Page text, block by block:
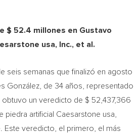
$ 52.4 millones en Gustavo
usa, Inc., et al.
seis semanas que finalizó en agosto
González, de 34 años, representado
obtuvo un veredicto de $ 52,437,366
piedra artificial Caesarstone usa,
Este veredicto, el primero, el más